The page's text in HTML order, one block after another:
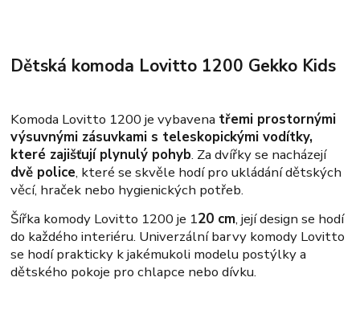
Dětská komoda Lovitto 1200 Gekko Kids
Komoda Lovitto 1200 je vybavena třemi prostornými
výsuvnými zásuvkami s teleskopickými vodítky,
které zajišťují plynulý pohyb. Za dvířky se nacházejí
dvě police, které se skvěle hodí pro ukládání dětských
věcí, hraček nebo hygienických potřeb.
Šířka komody Lovitto 1200 je 120 cm, její design se hodí
do každého interiéru. Univerzální barvy komody Lovitto
se hodí prakticky k jakémukoli modelu postýlky a
dětského pokoje pro chlapce nebo dívku.